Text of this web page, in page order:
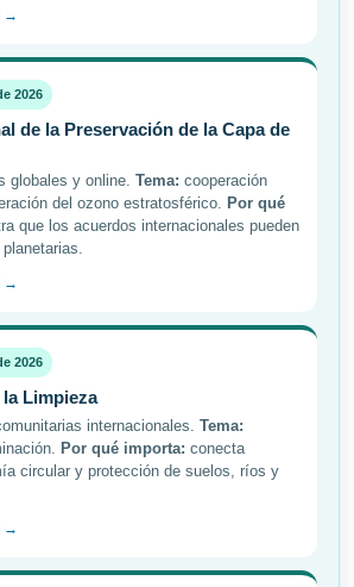
→
2026
de la Preservación de la Capa de
globales y online. Tema: cooperación
del ozono estratosférico. Por qué
que los acuerdos internacionales pueden
→
2026
Limpieza
internacionales. Tema:
Por qué importa: conecta
circular y protección de suelos, ríos y
→